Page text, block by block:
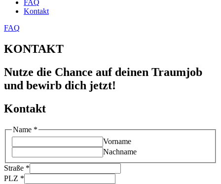
FAQ
Kontakt
FAQ
KONTAKT
Nutze die Chance auf deinen Traumjob
und bewirb dich jetzt!
Kontakt
Name *
Vorname
Nachname
Straße *
PLZ *